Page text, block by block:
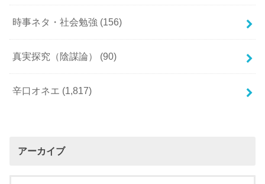
時事ネタ・社会勉強 (156)
真実探究（陰謀論） (90)
辛口オネエ (1,817)
アーカイブ